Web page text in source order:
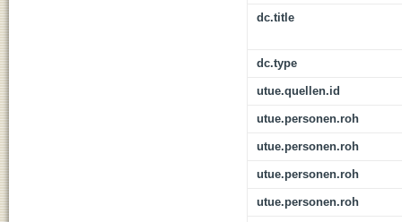
dc.title
dc.type
utue.quellen.id
utue.personen.roh
utue.personen.roh
utue.personen.roh
utue.personen.roh